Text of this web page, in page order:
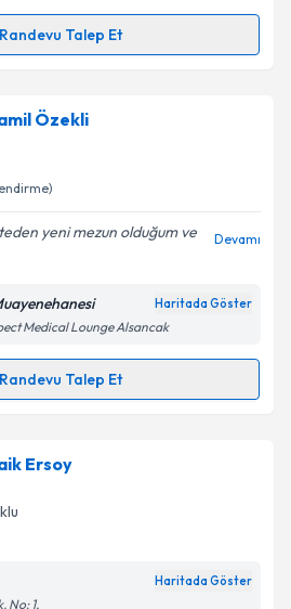
işlenmesine ilişkin
ve kişisel verilerimin belirtilen
Talebini Gönder
Randevu Talep Et
Talebi
Abamor
bu uzmandan randevu almanız
e-posta ile
işlenmesine ilişkinAydınlatma
ve kişisel verilerimin belirtilen
kabul ediyorum.
Özekli
yeni mezun olduğum ve
Devamı
Haritada Göster
Medical Lounge Alsancak
Randevu Talep Et
Talebi
için randevu takvimi talebi
randevu almanız için bir
e-posta ile bilgilendireceğiz.
Ersoy
Haritada Göster
No: 1,